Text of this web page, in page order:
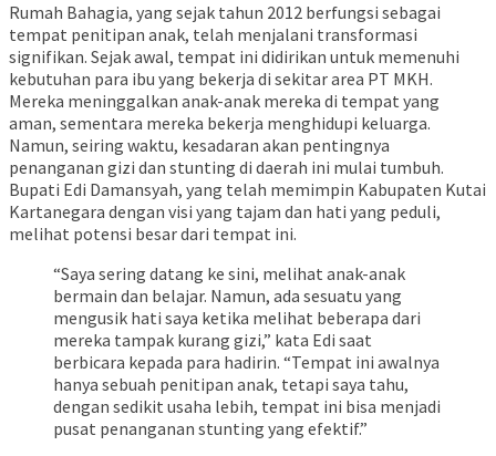
Rumah Bahagia, yang sejak tahun 2012 berfungsi sebagai
tempat penitipan anak, telah menjalani transformasi
signifikan. Sejak awal, tempat ini didirikan untuk memenuhi
kebutuhan para ibu yang bekerja di sekitar area PT MKH.
Mereka meninggalkan anak-anak mereka di tempat yang
aman, sementara mereka bekerja menghidupi keluarga.
Namun, seiring waktu, kesadaran akan pentingnya
penanganan gizi dan stunting di daerah ini mulai tumbuh.
Bupati Edi Damansyah, yang telah memimpin Kabupaten Kutai
Kartanegara dengan visi yang tajam dan hati yang peduli,
melihat potensi besar dari tempat ini.
“Saya sering datang ke sini, melihat anak-anak
bermain dan belajar. Namun, ada sesuatu yang
mengusik hati saya ketika melihat beberapa dari
mereka tampak kurang gizi,” kata Edi saat
berbicara kepada para hadirin. “Tempat ini awalnya
hanya sebuah penitipan anak, tetapi saya tahu,
dengan sedikit usaha lebih, tempat ini bisa menjadi
pusat penanganan stunting yang efektif.”